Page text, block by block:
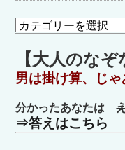
カ
テ
ゴ
リ
ー
【大人のなぞ
男は掛け算、じ
分かったあなたは
⇒答えはこちら